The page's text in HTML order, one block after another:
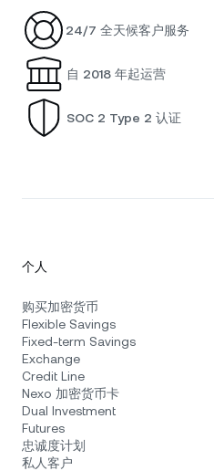
24/7 全天候客户服务
自 2018 年起运营
SOC 2 Type 2 认证
个人
购买加密货币
Flexible Savings
Fixed-term Savings
Exchange
Credit Line
Nexo 加密货币卡
Dual Investment
Futures
忠诚度计划
私人客户